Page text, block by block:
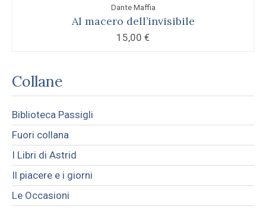
Dante Maffia
Al macero dell’invisibile
15,00 €
Collane
Biblioteca Passigli
Fuori collana
I Libri di Astrid
Il piacere e i giorni
Le Occasioni